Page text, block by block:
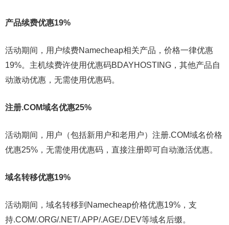
产品续费优惠19%
活动期间，用户续费Namecheap相关产品，价格一律优惠
19%。主机续费许使用优惠码BDAYHOSTING，其他产品自
动激动优惠，无需使用优惠码。
注册.COM域名优惠25%
活动期间，用户（包括新用户和老用户）注册.COM域名价格
优惠25%，无需使用优惠码，直接注册即可自动激活优惠。
域名转移优惠19%
活动期间，域名转移到Namecheap价格优惠19%，支
持.COM/.ORG/.NET/.APP/.AGE/.DEV等域名后缀。